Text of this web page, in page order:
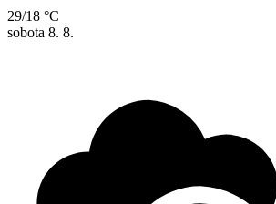
29/18 °C
sobota 8. 8.